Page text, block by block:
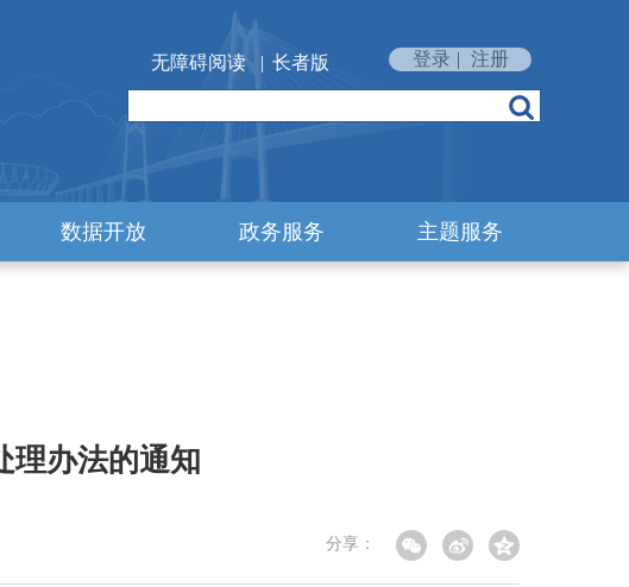
无障碍阅读 | 长者版 登录 | 注册
数据开放 政务服务 主题服务
理办法的通知
分享：